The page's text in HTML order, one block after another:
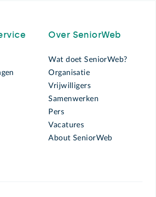
Over SeniorWeb
Wat doet SeniorWeb?
Organisatie
Vrijwilligers
Samenwerken
Pers
Vacatures
About SeniorWeb